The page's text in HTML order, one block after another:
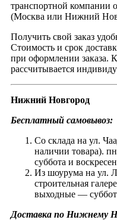
транспортной компании
(Москва или Нижний
Получить свой заказ
Стоимость и срок
при оформлении заказа.
рассчитывается
Нижний Новгород
Бесплатный самовывоз:
Со склада на ул.
наличии товара).
суббота и
Из шоурума на ул.
строительная
выходные —
Доставка по Нижнему